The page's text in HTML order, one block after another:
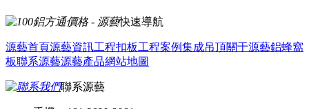
快速導航
源藝首頁源藝資訊工程扣板工程案例集成吊頂關于源藝鋁蜂窩
板聯系源藝源藝產品網站地圖
聯系源藝